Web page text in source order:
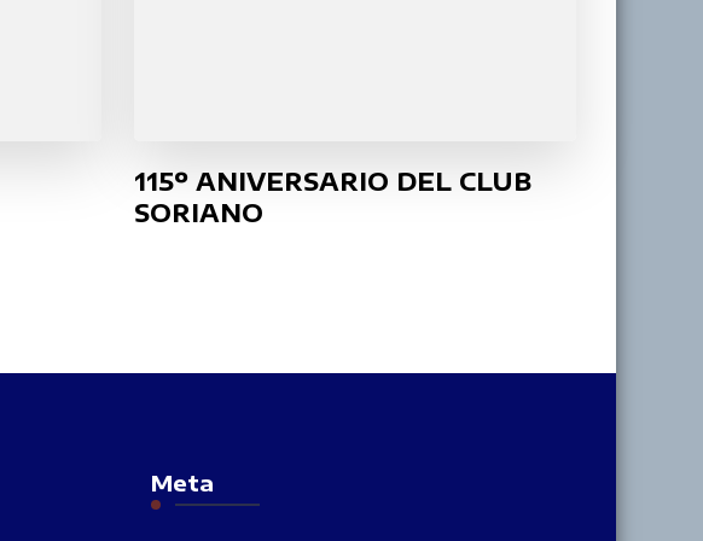
115º ANIVERSARIO DEL CLUB
SORIANO
Meta